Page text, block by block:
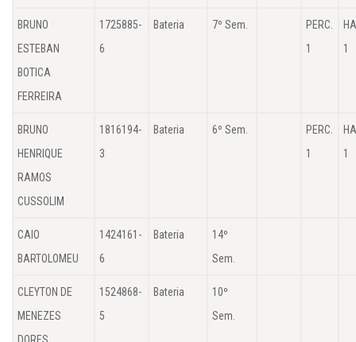
BRUNO
ESTEBAN
BOTICA
FERREIRA
1725885-
6
Bateria 7º Sem.
PERC.
1
1
BRUNO
HENRIQUE
RAMOS
CUSSOLIM
1816194-
3
Bateria 6º Sem.
PERC.
1
1
CAIO
BARTOLOMEU
1424161-
6
Bateria
14º
Sem.
CLEYTON DE
MENEZES
1524868-
5
Bateria
10º
Sem.